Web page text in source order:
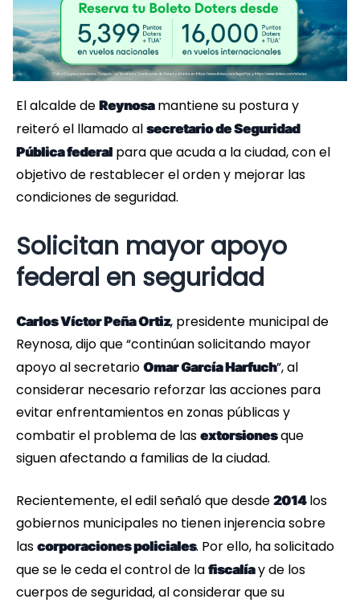
El alcalde de Reynosamantiene su postura y
reiteró el llamado al secretario de Seguridad
Pública federal para que acuda a la ciudad, con el
objetivo de restablecer el orden y mejorar las
condiciones de seguridad.
Solicitan mayor apoyo
federal en seguridad
Carlos Víctor Peña Ortiz, presidente municipal de
Reynosa, dijo que “continúan solicitando mayor
apoyo al secretario Omar García Harfuch”, al
considerar necesario reforzar las acciones para
evitar enfrentamientos en zonas públicas y
combatir el problema de las extorsionesque
siguen afectando a familias de la ciudad.
Recientemente, el edil señaló que desde 2014los
gobiernos municipales no tienen injerencia sobre
las corporaciones policiales. Por ello, ha solicitado
que se le ceda el control de la fiscalíay de los
cuerpos de seguridad, al considerar que su